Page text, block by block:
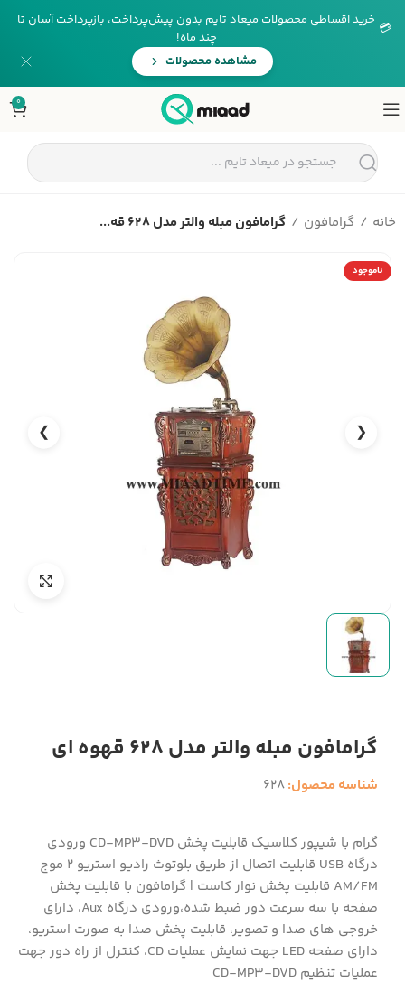
💳 خرید اقساطی محصولات میعاد تایم بدون پیش‌پرداخت، بازپرداخت آسان تا
چند ماه!
مشاهده محصولات
0
خانه گرامافون گرامافون مبله والتر مدل 628 قه...
ناموجود
❮
❯
گرامافون مبله والتر مدل 628 قهوه ای
شناسه محصول:628
گرام با شیپور کلاسیک قابلیت پخش CD-MP3-DVD ورودی
درگاه USB قابلیت اتصال از طریق بلوتوث رادیو استریو 2 موج
AM/FM قابلیت پخش نوار کاست | گرامافون با قابلیت پخش
صفحه با سه سرعت دور ضبط شده،ورودی درگاه Aux، دارای
خروجی های صدا و تصویر، قابلیت پخش صدا به صورت استریو،
دارای صفحه LED جهت نمایش عملیات CD، کنترل از راه دور جهت
عملیات تنظیم CD-MP3-DVD